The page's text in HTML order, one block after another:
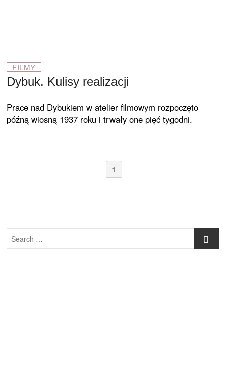
FILMY
Dybuk. Kulisy realizacji
Prace nad Dybukiem w atelier filmowym rozpoczęto
późną wiosną 1937 roku i trwały one pięć tygodni.
1
Search
…